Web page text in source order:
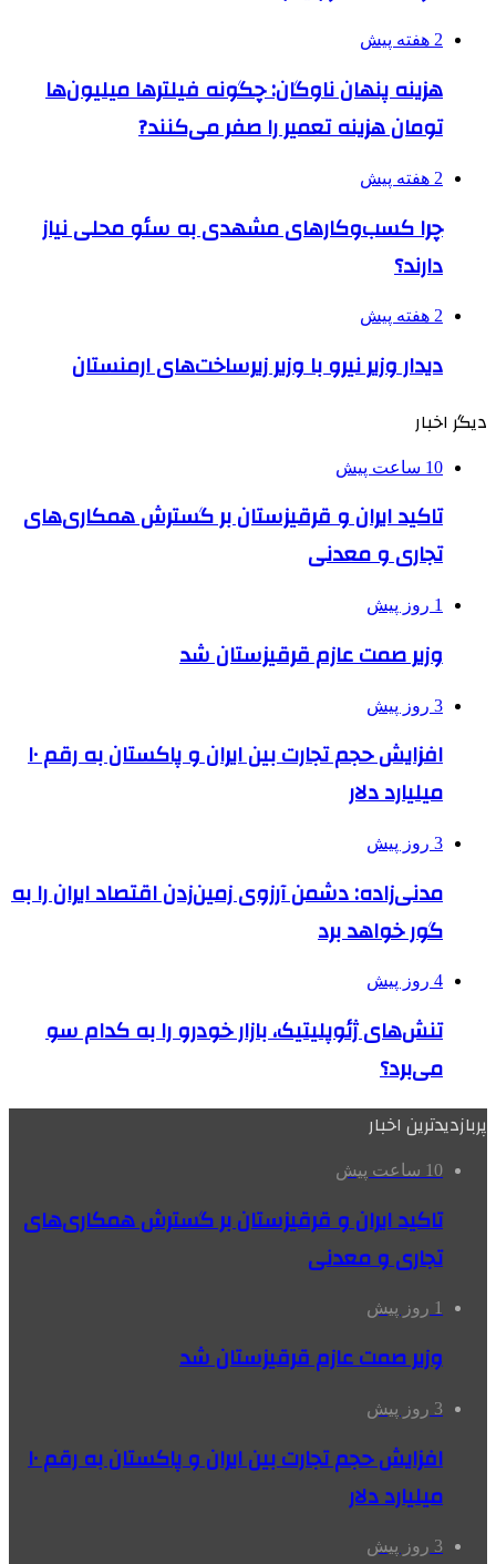
2 هفته پیش
هزینه پنهان ناوگان: چگونه فیلترها میلیون‌ها
تومان هزینه تعمیر را صفر می‌کنند?
2 هفته پیش
چرا کسب‌وکارهای مشهدی به سئو محلی نیاز
دارند؟
2 هفته پیش
دیدار وزیر نیرو با وزیر زیرساخت‌های ارمنستان
دیگر اخبار
10 ساعت پیش
تاکید ایران و قرقیزستان بر گسترش همکاری‌های
تجاری و معدنی
1 روز پیش
وزیر صمت عازم قرقیزستان شد
3 روز پیش
افزایش حجم تجارت بین ایران و پاکستان به رقم ۱۰
میلیارد دلار
3 روز پیش
مدنی‌زاده: دشمن آرزوی زمین‌زدن اقتصاد ایران را به
گور خواهد برد
4 روز پیش
تنش‌های ژئوپلیتیک، بازار خودرو را به کدام سو
می‌برد؟
پربازدیدترین اخبار
10 ساعت پیش
تاکید ایران و قرقیزستان بر گسترش همکاری‌های
تجاری و معدنی
1 روز پیش
وزیر صمت عازم قرقیزستان شد
3 روز پیش
افزایش حجم تجارت بین ایران و پاکستان به رقم ۱۰
میلیارد دلار
3 روز پیش